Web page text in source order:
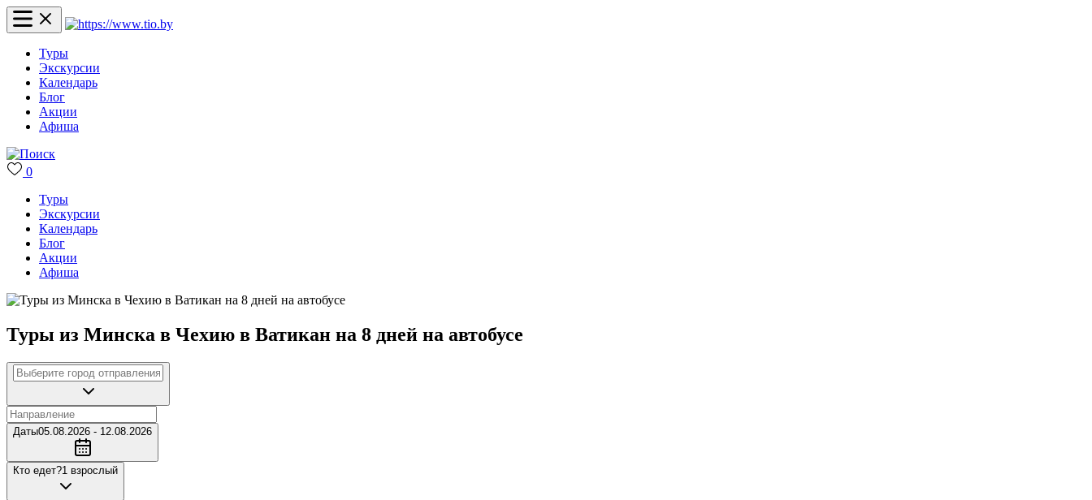
Туры
Экскурсии
Календарь
Блог
Акции
Афиша
0
Туры
Экскурсии
Календарь
Блог
Акции
Афиша
Туры из Минска в Чехию в Ватикан на 8 дней на автобусе
Даты05.08.2026 - 12.08.2026
Кто едет?1 взрослый